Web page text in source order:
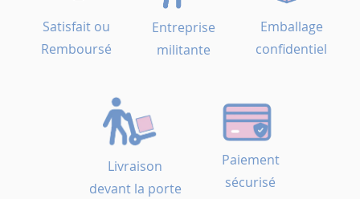
Satisfait ou
Remboursé
Entreprise
militante
Emballage
confidentiel
Livraison
devant la porte
Paiement
sécurisé